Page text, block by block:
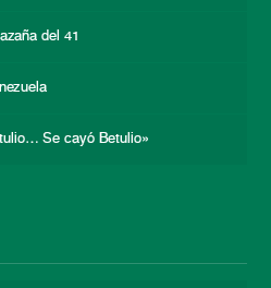
del 41
Se cayó Betulio»